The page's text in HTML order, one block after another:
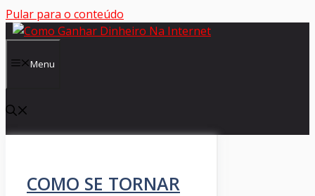
Pular para o conteúdo
Menu
COMO SE TORNAR